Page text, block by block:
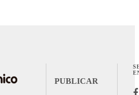
PUBLICAR